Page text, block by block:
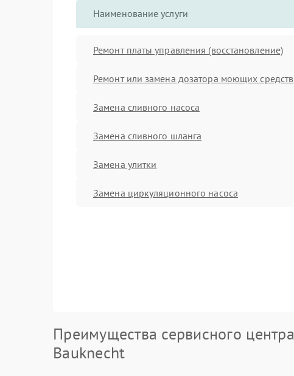
Наименование услуги
Ремонт платы управления (восстановление)
Ремонт или замена дозатора моющих средств
Замена сливного насоса
Замена сливного шланга
Замена улитки
Замена циркуляционного насоса
Преимущества сервисного центра
Bauknecht